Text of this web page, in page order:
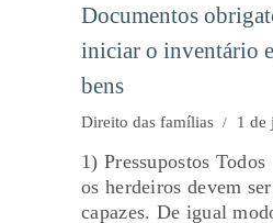
Documentos
iniciar o inventário
bens
Direito das famílias 1 de
1) Pressupostos Todos
os herdeiros devem
capazes. De igual